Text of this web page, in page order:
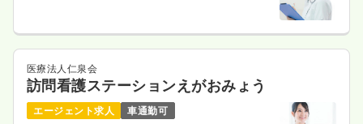
医療法人仁泉会
訪問看護ステーションえがおみょう
エージェント求人
車通勤可